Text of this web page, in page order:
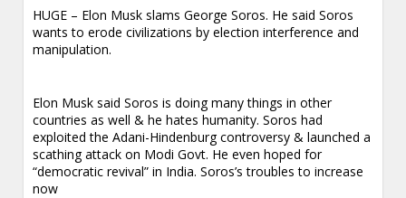
HUGE – Elon Musk slams George Soros. He said Soros
wants to erode civilizations by election interference and
manipulation.
Elon Musk said Soros is doing many things in other
countries as well & he hates humanity. Soros had
exploited the Adani-Hindenburg controversy & launched a
scathing attack on Modi Govt. He even hoped for
“democratic revival” in India. Soros’s troubles to increase
now